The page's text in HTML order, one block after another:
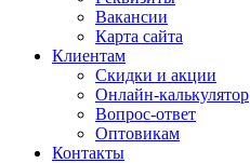
Вакансии
Карта сайта
Клиентам
Скидки и акции
Онлайн-калькулятор
Вопрос-ответ
Оптовикам
Контакты